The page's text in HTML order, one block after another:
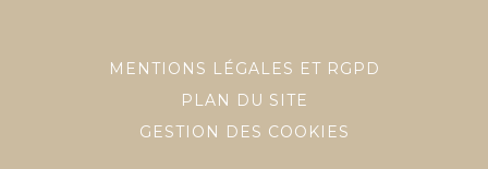
MENTIONS LÉGALES ET RGPD
PLAN DU SITE
GESTION DES COOKIES